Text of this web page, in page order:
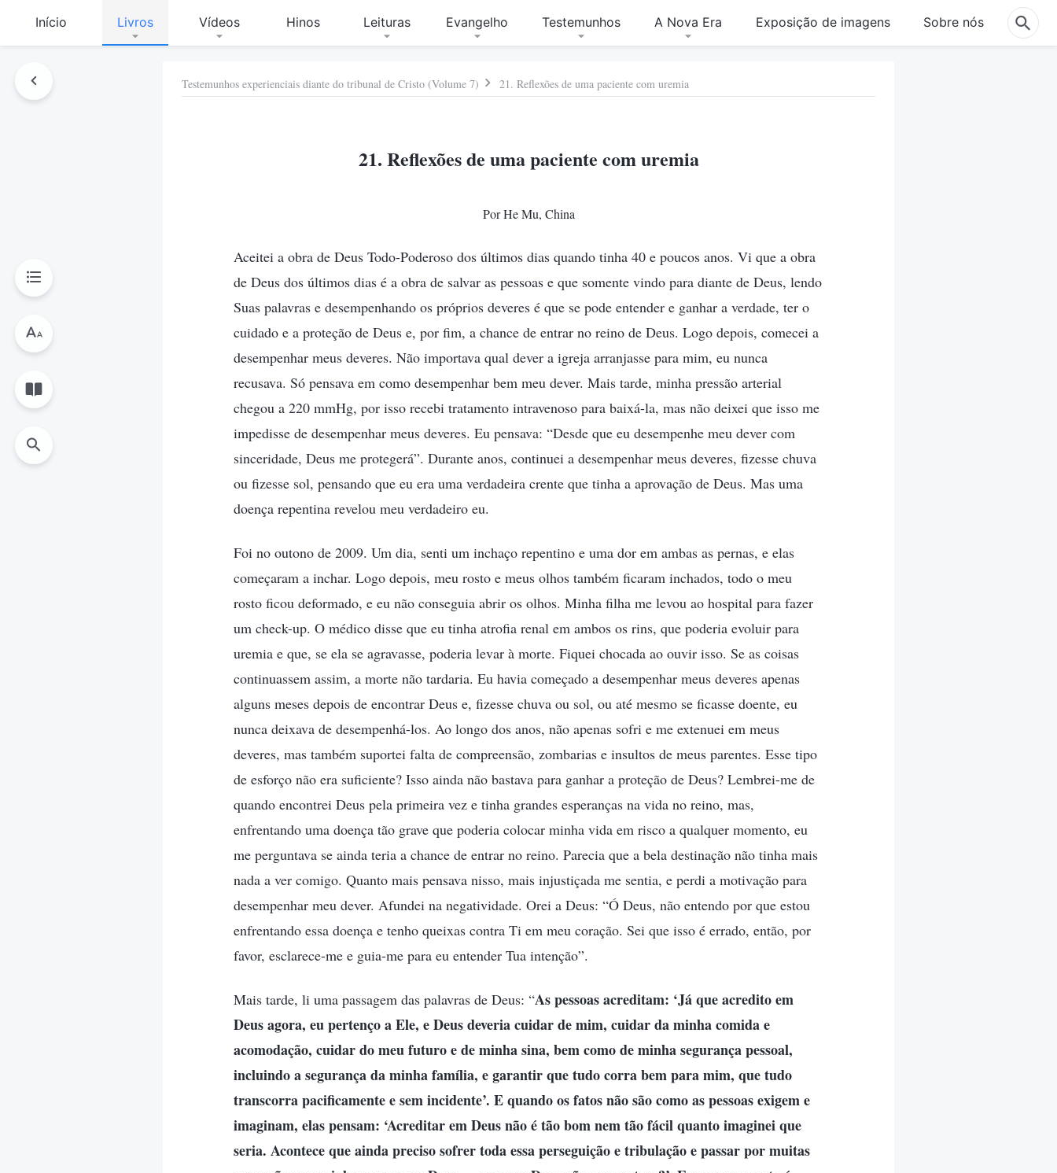
Início Livros Vídeos Hinos Leituras Evangelho Testemunhos A Nova Era Exposição de imagens Sobre nós
Testemunhos experienciais diante do tribunal de Cristo (Volume 7) 21. Reflexões de uma paciente com uremia
21. Reflexões de uma paciente com uremia
Por He Mu, China
Aceitei a obra de Deus Todo-Poderoso dos últimos dias quando tinha 40 e poucos anos. Vi que a obra
de Deus dos últimos dias é a obra de salvar as pessoas e que somente vindo para diante de Deus, lendo
Suas palavras e desempenhando os próprios deveres é que se pode entender e ganhar a verdade, ter o
cuidado e a proteção de Deus e, por fim, a chance de entrar no reino de Deus. Logo depois, comecei a
desempenhar meus deveres. Não importava qual dever a igreja arranjasse para mim, eu nunca
recusava. Só pensava em como desempenhar bem meu dever. Mais tarde, minha pressão arterial
chegou a 220 mmHg, por isso recebi tratamento intravenoso para baixá-la, mas não deixei que isso me
impedisse de desempenhar meus deveres. Eu pensava: “Desde que eu desempenhe meu dever com
sinceridade, Deus me protegerá”. Durante anos, continuei a desempenhar meus deveres, fizesse chuva
ou fizesse sol, pensando que eu era uma verdadeira crente que tinha a aprovação de Deus. Mas uma
doença repentina revelou meu verdadeiro eu.
Foi no outono de 2009. Um dia, senti um inchaço repentino e uma dor em ambas as pernas, e elas
começaram a inchar. Logo depois, meu rosto e meus olhos também ficaram inchados, todo o meu
rosto ficou deformado, e eu não conseguia abrir os olhos. Minha filha me levou ao hospital para fazer
um check-up. O médico disse que eu tinha atrofia renal em ambos os rins, que poderia evoluir para
uremia e que, se ela se agravasse, poderia levar à morte. Fiquei chocada ao ouvir isso. Se as coisas
continuassem assim, a morte não tardaria. Eu havia começado a desempenhar meus deveres apenas
alguns meses depois de encontrar Deus e, fizesse chuva ou sol, ou até mesmo se ficasse doente, eu
nunca deixava de desempenhá-los. Ao longo dos anos, não apenas sofri e me extenuei em meus
deveres, mas também suportei falta de compreensão, zombarias e insultos de meus parentes. Esse tipo
de esforço não era suficiente? Isso ainda não bastava para ganhar a proteção de Deus? Lembrei-me de
quando encontrei Deus pela primeira vez e tinha grandes esperanças na vida no reino, mas,
enfrentando uma doença tão grave que poderia colocar minha vida em risco a qualquer momento, eu
me perguntava se ainda teria a chance de entrar no reino. Parecia que a bela destinação não tinha mais
nada a ver comigo. Quanto mais pensava nisso, mais injustiçada me sentia, e perdi a motivação para
desempenhar meu dever. Afundei na negatividade. Orei a Deus: “Ó Deus, não entendo por que estou
enfrentando essa doença e tenho queixas contra Ti em meu coração. Sei que isso é errado, então, por
favor, esclarece-me e guia-me para eu entender Tua intenção”.
Mais tarde, li uma passagem das palavras de Deus: “As pessoas acreditam: ‘Já que acredito em
Deus agora, eu pertenço a Ele, e Deus deveria cuidar de mim, cuidar da minha comida e
acomodação, cuidar do meu futuro e de minha sina, bem como de minha segurança pessoal,
incluindo a segurança da minha família, e garantir que tudo corra bem para mim, que tudo
transcorra pacificamente e sem incidente’. E quando os fatos não são como as pessoas exigem e
imaginam, elas pensam: ‘Acreditar em Deus não é tão bom nem tão fácil quanto imaginei que
seria. Acontece que ainda preciso sofrer toda essa perseguição e tribulação e passar por muitas